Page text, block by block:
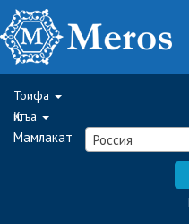
Тоифа
Қитъа
Мамлакат Россия